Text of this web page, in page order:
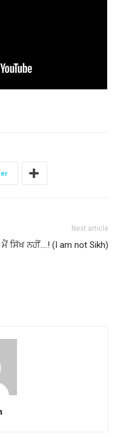
Next article
ਮੈਂ ਸਿੱਖ ਨਹੀਂ….! (I am not Sikh)